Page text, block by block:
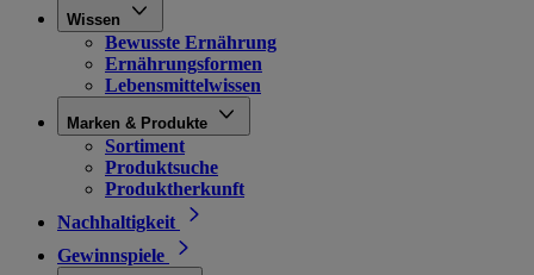
Wissen
Bewusste Ernährung
Ernährungsformen
Lebensmittelwissen
Marken & Produkte
Sortiment
Produktsuche
Produktherkunft
Nachhaltigkeit
Gewinnspiele